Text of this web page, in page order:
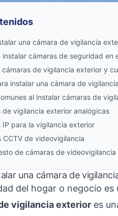
una cámara de vigilancia
instalar cámaras de seguridad en
cámaras de vigilancia exterior y
instalar una cámara de
al instalar cámaras de
de vigilancia exterior analógicas
IP para la vigilancia exterior
CCTV de videovigilancia
de cámaras de videovigilancia
una cámara de
del hogar o negocio
vigilancia exterior es